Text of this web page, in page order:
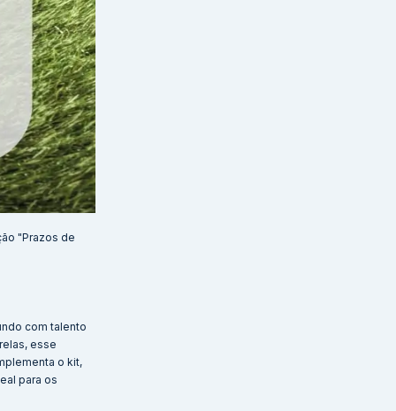
"Prazos de
com talento
esse
o kit,
para os